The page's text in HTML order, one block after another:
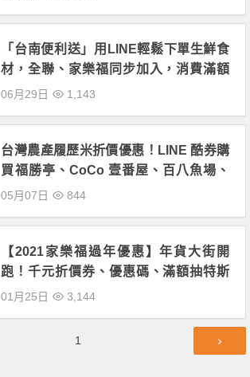
「台南便利送」用LINE輕鬆下單生鮮食
材，全聯、家樂福同步加入，消費滿額
免運費！臺南「鱻」到邸各式魚貨海鮮
06月29日 1,143
台灣農產履歷米折價優惠！LINE 酷券購
買福勝亭、CoCo 壹番屋、百八魚場、
鮮五丼等商品，享 2% LINE Points 點數
05月07日 844
【2021家樂福過年優惠】年貨大街開
跑！千元折價券、優惠碼、滿額抽特斯
拉、iPhone 12、春節福袋好禮帶回家！
01月25日 3,144
1